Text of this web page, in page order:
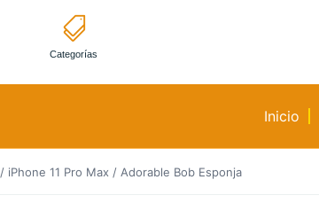
Categorías
Inicio
/ iPhone 11 Pro Max / Adorable Bob Esponja